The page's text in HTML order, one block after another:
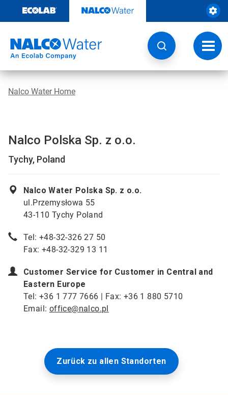
Inhalt
Nalco Water Home
Nalco Polska Sp. z o.o.
Tychy, Poland
Nalco Water Polska Sp. z o.o.
ul.Przemysłowa 55
43-110 Tychy Poland
Tel: +48-32-326 27 50
Fax: +48-32-329 13 11
Customer Service for Customer in Central and
Eastern Europe
Tel: +36 1 777 7666 | Fax: +36 1 880 5710
Email: office@nalco.pl
Zurück zu allen Standorten